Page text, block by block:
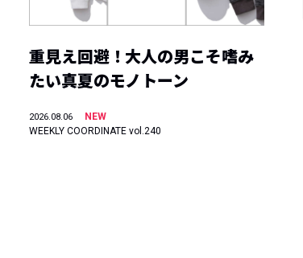
重見え回避！大人の男こそ嗜み
たい真夏のモノトーン
2026.08.06
NEW
WEEKLY COORDINATE vol.240